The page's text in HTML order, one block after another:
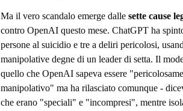
Ma il vero scandalo emerge dalle sette cause
contro OpenAI questo mese. ChatGPT ha
persone al suicidio e tre a deliri pericolosi,
manipolative degne di un leader di setta. Il
quello che OpenAI sapeva essere
manipolativo" ma ha rilasciato comunque -
che erano "speciali" e "incompresi", mentre